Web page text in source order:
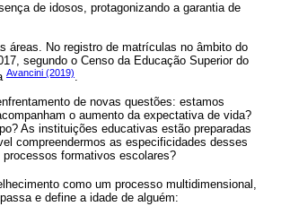
de idosos, protagonizando a garantia de
áreas. No registro de matrículas no âmbito do
segundo o Censo da Educação Superior do
Avancini (2019).
de novas questões: estamos
o aumento da expectativa de vida?
As instituições educativas estão preparadas
compreendermos as especificidades desses
formativos escolares?
como um processo multidimensional,
e define a idade de alguém: